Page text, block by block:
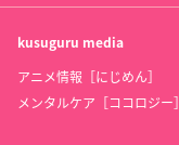
kusuguru media
アニメ情報［にじめん］
メンタルケア［ココロジー］